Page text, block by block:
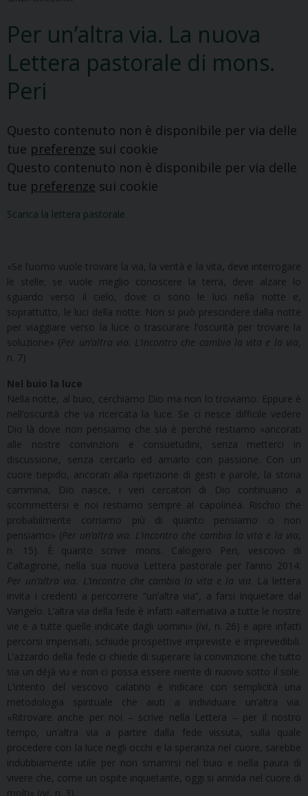
Per un’altra via. La nuova
Lettera pastorale di mons.
Peri
Questo contenuto non è disponibile per via delle
tue preferenze sui cookie
Questo contenuto non è disponibile per via delle
tue preferenze sui cookie
Scarica la lettera pastorale
«Se l’uomo vuole trovare la via, la verità e la vita, deve interrogare
le stelle; se vuole meglio conoscere la terra, deve alzare lo
sguardo verso il cielo, dove ci sono le luci nella notte e,
soprattutto, le luci della notte. Non si può prescindere dalla notte
per viaggiare verso la luce o trascurare l’oscurità per trovare la
soluzione» (Per un’altra via. L’incontro che cambia la vita e la via,
n. 7)
Nel buio la luce
Nella notte, al buio, cerchiamo Dio ma non lo troviamo. Eppure è
nell’oscurità che va ricercata la luce. Se ci riesce difficile vedere
Dio là dove non pensiamo che sia è perché restiamo «ancorati
alle nostre convinzioni e consuetudini, senza metterci in
discussione, senza cercarlo ed amarlo con passione. Con un
cuore tiepido, ancorati alla ripetizione di gesti e parole, la storia
cammina, Dio nasce, i veri cercatori di Dio continuano a
scommettersi e noi restiamo sempre al capolinea. Rischio che
probabilmente corriamo più di quanto pensiamo o non
pensiamo» (Per un’altra via. L’incontro che cambia la vita e la via,
n. 15). È quanto scrive mons. Calogero Peri, vescovo di
Caltagirone, nella sua nuova Lettera pastorale per l’anno 2014:
Per un’altra via. L’incontro che cambia la vita e la via . La lettera
invita i credenti a percorrere “un’altra via”, a farsi inquietare dal
Vangelo. L’altra via della fede è infatti «alternativa a tutte le nostre
vie e a tutte quelle indicate dagli uomini» (ivi, n. 26) e apre infatti
percorsi impensati, schiude prospettive impreviste e imprevedibili.
L’azzardo della fede ci chiede di superare la convinzione che tutto
sia un déjà vu e non ci possa essere niente di nuovo sotto il sole.
L’intento del vescovo calatino è indicare con semplicità una
metodologia spirituale che aiuti a individuare un’altra via.
«Ritrovare anche per noi – scrive nella Lettera – per il nostro
tempo, un’altra via a partire dalla fede vissuta, sulla quale
procedere con la luce negli occhi e la speranza nel cuore, sarebbe
indubbiamente utile per non smarrirsi nel buio e nella paura di
vivere che, come un ospite inquietante, oggi si annida nel cuore di
molti» (ivi, n. 3).